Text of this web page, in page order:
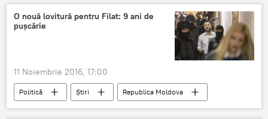
O nouă lovitură pentru Filat: 9 ani de
pușcărie
11 Noiembrie 2016, 17:00
Politică Știri
Republica Moldova
Vlad Filat
Igor Popa
Curtea de Apel